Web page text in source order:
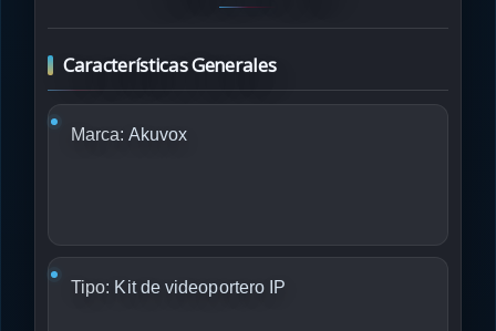
Características Generales
Marca: Akuvox
Tipo: Kit de videoportero IP